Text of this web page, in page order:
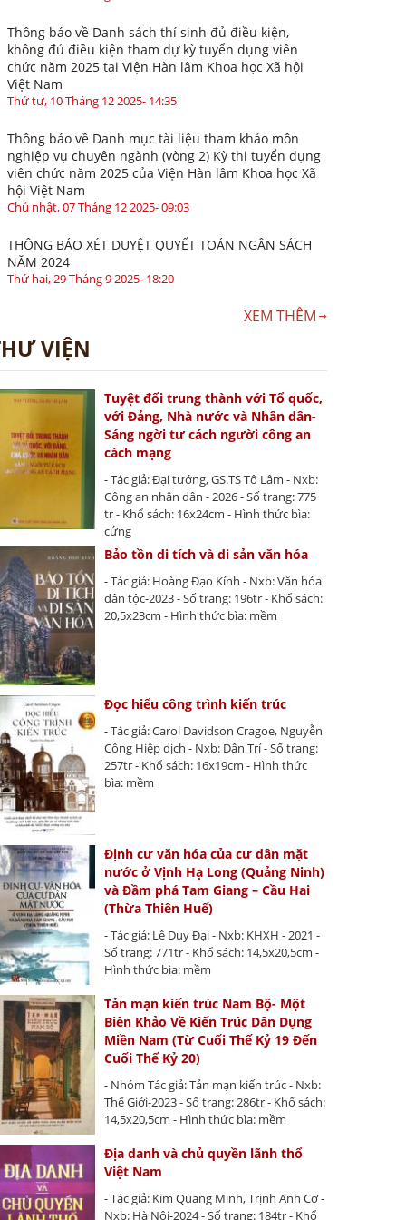
Thông báo về Danh sách thí sinh đủ điều kiện,
không đủ điều kiện tham dự kỳ tuyển dụng viên
chức năm 2025 tại Viện Hàn lâm Khoa học Xã hội
Việt Nam
Thứ tư, 10 Tháng 12 2025- 14:35
Thông báo về Danh mục tài liệu tham khảo môn
nghiệp vụ chuyên ngành (vòng 2) Kỳ thi tuyển dụng
viên chức năm 2025 của Viện Hàn lâm Khoa học Xã
hội Việt Nam
Chủ nhật, 07 Tháng 12 2025- 09:03
THÔNG BÁO XÉT DUYỆT QUYẾT TOÁN NGÂN SÁCH
NĂM 2024
Thứ hai, 29 Tháng 9 2025- 18:20
XEM THÊM
VIỆN
Tuyệt đối trung thành với Tổ quốc,
với Đảng, Nhà nước và Nhân dân-
Sáng ngời tư cách người công an
cách mạng
- Tác giả: Đại tướng, GS.TS Tô Lâm - Nxb:
Công an nhân dân - 2026 - Số trang: 775
tr - Khổ sách: 16x24cm - Hình thức bìa:
cứng
Bảo tồn di tích và di sản văn hóa
- Tác giả: Hoàng Đạo Kính - Nxb: Văn hóa
dân tộc-2023 - Số trang: 196tr - Khổ sách:
20,5x23cm - Hình thức bìa: mềm
Đọc hiểu công trình kiến trúc
- Tác giả: Carol Davidson Cragoe, Nguyễn
Công Hiệp dịch - Nxb: Dân Trí - Số trang:
257tr - Khổ sách: 16x19cm - Hình thức
bìa: mềm
Định cư văn hóa của cư dân mặt
nước ở Vịnh Hạ Long (Quảng Ninh)
và Đầm phá Tam Giang – Cầu Hai
(Thừa Thiên Huế)
- Tác giả: Lê Duy Đại - Nxb: KHXH - 2021 -
Số trang: 771tr - Khổ sách: 14,5x20,5cm -
Hình thức bìa: mềm
Tản mạn kiến trúc Nam Bộ- Một
Biên Khảo Về Kiến Trúc Dân Dụng
Miền Nam (Từ Cuối Thế Kỷ 19 Đến
Cuối Thế Kỷ 20)
- Nhóm Tác giả: Tản mạn kiến trúc - Nxb:
Thế Giới-2023 - Số trang: 286tr - Khổ sách:
14,5x20,5cm - Hình thức bìa: mềm
Địa danh và chủ quyền lãnh thổ
Việt Nam
- Tác giả: Kim Quang Minh, Trịnh Anh Cơ -
Nxb: Hà Nội-2024 - Số trang: 184tr - Khổ